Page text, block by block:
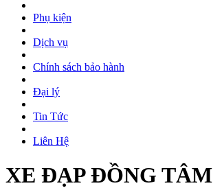
Phụ kiện
Dịch vụ
Chính sách bảo hành
Đại lý
Tin Tức
Liên Hệ
XE ĐẠP ĐỒNG TÂM